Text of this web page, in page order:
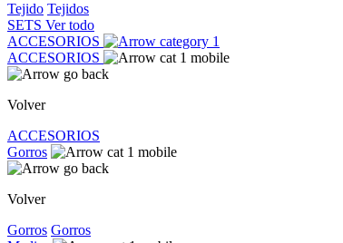
Tejido Tejidos
SETS Ver todo
ACCESORIOS
ACCESORIOS
Volver
ACCESORIOS
Gorros
Volver
Gorros Gorros